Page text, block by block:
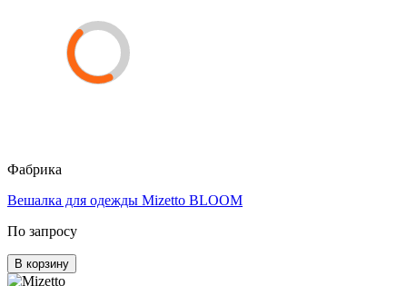
Фабрика
Вешалка для одежды Mizetto BLOOM
По запросу
В корзину